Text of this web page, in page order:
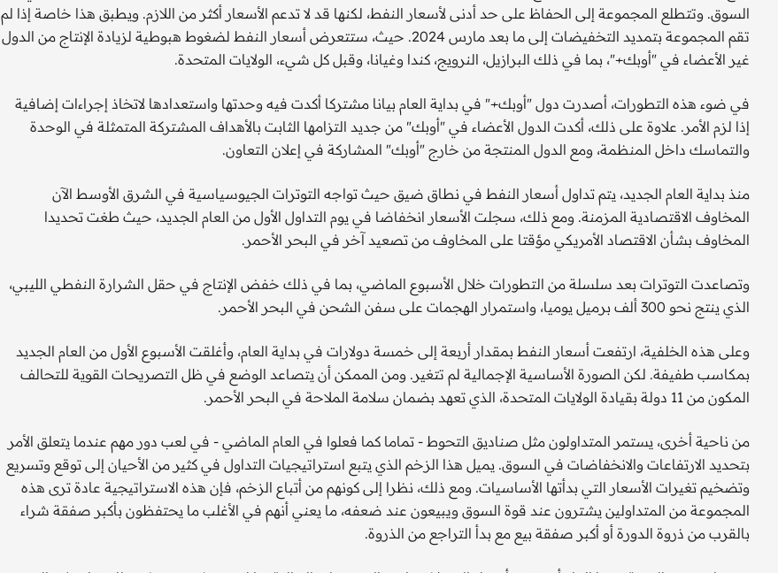
السوق. وتتطلع المجموعة إلى الحفاظ على حد أدنى لأسعار النفط، لكنها قد لا تدعم الأسعار أكثر من اللازم. ويطبق هذا خاصة إذا لم
تقم المجموعة بتمديد التخفيضات إلى ما بعد مارس 2024. حيث، ستتعرض أسعار النفط لضغوط هبوطية لزيادة الإنتاج من الدول
غير الأعضاء في "أوبك+"، بما في ذلك البرازيل، النرويج، كندا وغيانا، وقبل كل شيء، الولايات المتحدة.
في ضوء هذه التطورات، أصدرت دول "أوبك+" في بداية العام بيانا مشتركا أكدت فيه وحدتها واستعدادها لاتخاذ إجراءات إضافية
إذا لزم الأمر. علاوة على ذلك، أكدت الدول الأعضاء في "أوبك" من جديد التزامها الثابت بالأهداف المشتركة المتمثلة في الوحدة
والتماسك داخل المنظمة، ومع الدول المنتجة من خارج "أوبك" المشاركة في إعلان التعاون.
منذ بداية العام الجديد، يتم تداول أسعار النفط في نطاق ضيق حيث تواجه التوترات الجيوسياسية في الشرق الأوسط الآن
المخاوف الاقتصادية المزمنة. ومع ذلك، سجلت الأسعار انخفاضا في يوم التداول الأول من العام الجديد، حيث طغت تحديدا
المخاوف بشأن الاقتصاد الأمريكي مؤقتا على المخاوف من تصعيد آخر في البحر الأحمر.
وتصاعدت التوترات بعد سلسلة من التطورات خلال الأسبوع الماضي، بما في ذلك خفض الإنتاج في حقل الشرارة النفطي الليبي،
الذي ينتج نحو 300 ألف برميل يوميا، واستمرار الهجمات على سفن الشحن في البحر الأحمر.
وعلى هذه الخلفية، ارتفعت أسعار النفط بمقدار أربعة إلى خمسة دولارات في بداية العام، وأغلقت الأسبوع الأول من العام الجديد
بمكاسب طفيفة. لكن الصورة الأساسية الإجمالية لم تتغير. ومن الممكن أن يتصاعد الوضع في ظل التصريحات القوية للتحالف
المكون من 11 دولة بقيادة الولايات المتحدة، الذي تعهد بضمان سلامة الملاحة في البحر الأحمر.
من ناحية أخرى، يستمر المتداولون مثل صناديق التحوط - تماما كما فعلوا في العام الماضي - في لعب دور مهم عندما يتعلق الأمر
بتحديد الارتفاعات والانخفاضات في السوق. يميل هذا الزخم الذي يتبع استراتيجيات التداول في كثير من الأحيان إلى توقع وتسريع
وتضخيم تغيرات الأسعار التي بدأتها الأساسيات. ومع ذلك، نظرا إلى كونهم من أتباع الزخم، فإن هذه الاستراتيجية عادة ترى هذه
المجموعة من المتداولين يشترون عند قوة السوق ويبيعون عند ضعفه، ما يعني أنهم في الأغلب ما يحتفظون بأكبر صفقة شراء
بالقرب من ذروة الدورة أو أكبر صفقة بيع مع بدأ التراجع من الذروة.